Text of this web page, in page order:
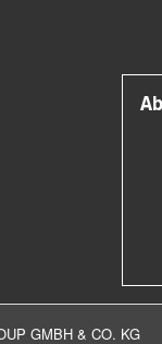
GMBH & CO. KG